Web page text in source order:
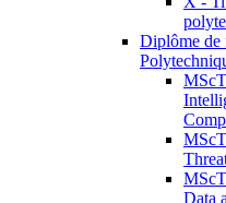
Diplôme de
Data